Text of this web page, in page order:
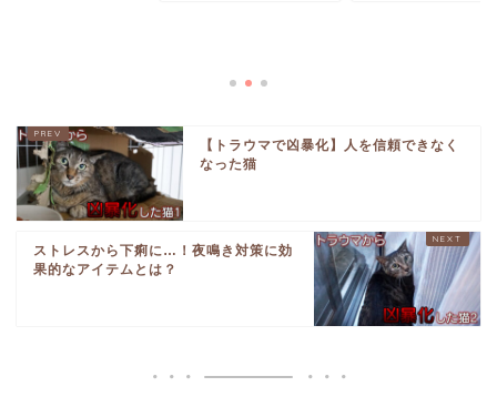
【トラウマで凶暴化】人を信頼できなく
なった猫
ストレスから下痢に…！夜鳴き対策に効
果的なアイテムとは？